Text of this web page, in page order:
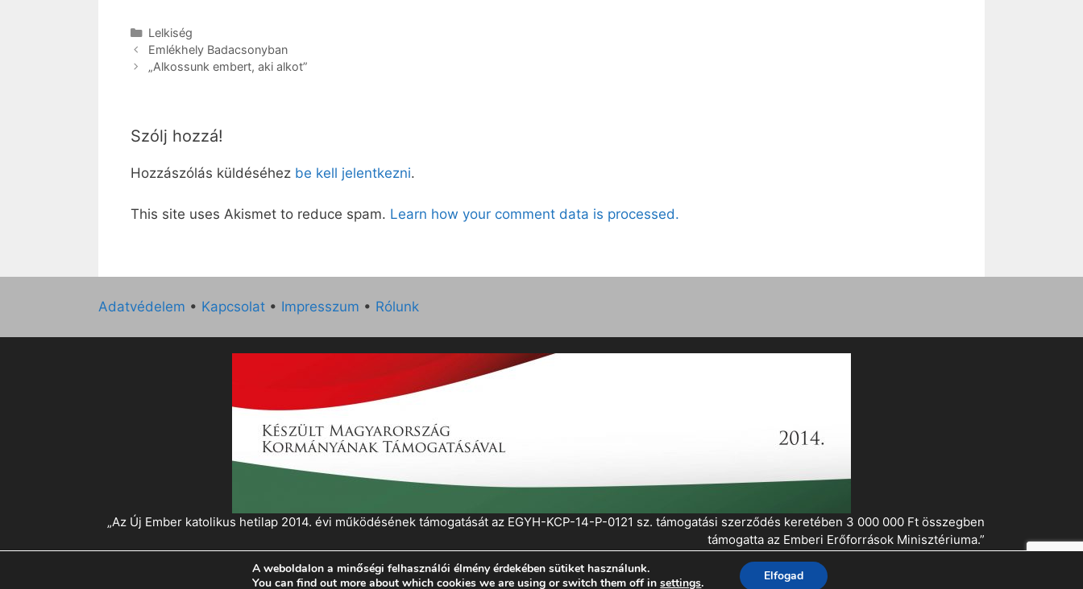
Kategória
Lelkiség
Emlékhely Badacsonyban
„Alkossunk embert, aki alkot”
Szólj hozzá!
Hozzászólás küldéséhez be kell jelentkezni.
This site uses Akismet to reduce spam. Learn how your comment data is processed.
Adatvédelem • Kapcsolat • Impresszum • Rólunk
„Az Új Ember katolikus hetilap 2014. évi működésének támogatását az EGYH-KCP-14-P-0121 sz. támogatási szerződés keretében 3 000 000 Ft összegben
támogatta az Emberi Erőforrások Minisztériuma.”
© 2026 Magyar Kurír - Új Ember• KészültGeneratePress
A weboldalon a minőségi felhasználói élmény érdekében sütiket használunk.
You can find out more about which cookies we are using or switch them off insettings. Elfogad